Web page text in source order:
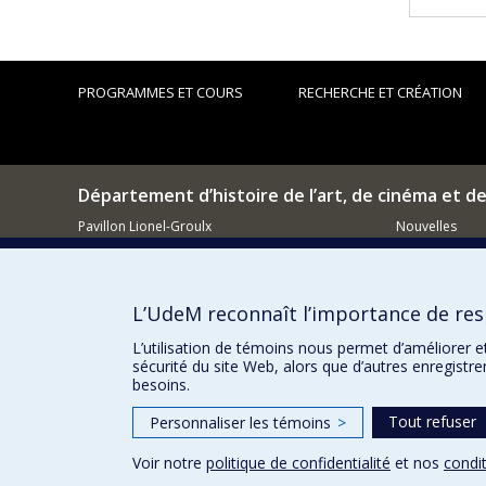
PROGRAMMES ET COURS RECHERCHE ET CRÉATION
Département d’histoire de l’art, de cinéma et
Pavillon Lionel-Groulx
3150, rue Jean-Brillant
514 343-6111, poste 15482
Nouvelles
Confidentialité Conditions d’utilisation Paramètres des
L’UdeM reconnaît l’importance de
L’utilisation de témoins nous permet
sécurité du site Web, alors que d’autres
besoins.
Personnaliser les témoins > Tout refuser
Voir notre politique de confidentialité et nos